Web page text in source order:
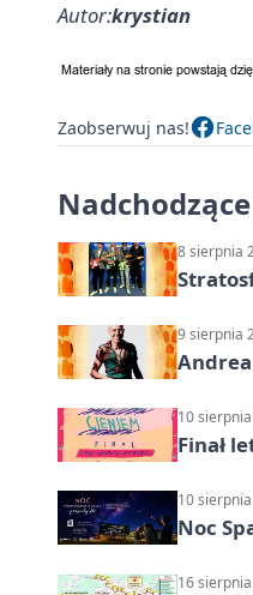
Autor:krystian
Zaobserwuj nas!
8 sierpnia
9 sierpnia
10
Finał
10
Noc
16